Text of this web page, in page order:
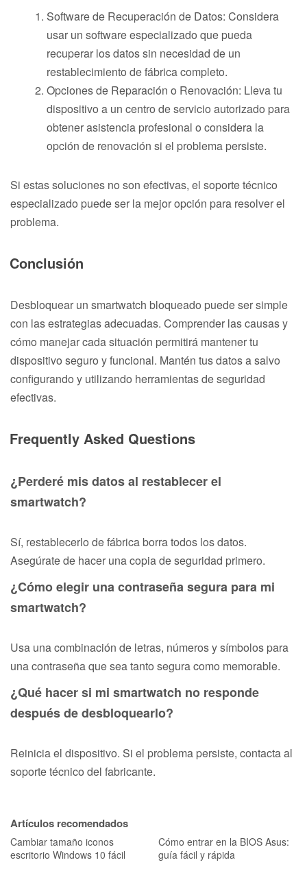
Software de Recuperación de Datos: Considera
usar un software especializado que pueda
recuperar los datos sin necesidad de un
restablecimiento de fábrica completo.
Opciones de Reparación o Renovación: Lleva tu
dispositivo a un centro de servicio autorizado para
obtener asistencia profesional o considera la
opción de renovación si el problema persiste.
Si estas soluciones no son efectivas, el soporte técnico
especializado puede ser la mejor opción para resolver el
problema.
Conclusión
Desbloquear un smartwatch bloqueado puede ser simple
con las estrategias adecuadas. Comprender las causas y
cómo manejar cada situación permitirá mantener tu
dispositivo seguro y funcional. Mantén tus datos a salvo
configurando y utilizando herramientas de seguridad
efectivas.
Frequently Asked Questions
¿Perderé mis datos al restablecer el
smartwatch?
Sí, restablecerlo de fábrica borra todos los datos.
Asegúrate de hacer una copia de seguridad primero.
¿Cómo elegir una contraseña segura para mi
smartwatch?
Usa una combinación de letras, números y símbolos para
una contraseña que sea tanto segura como memorable.
¿Qué hacer si mi smartwatch no responde
después de desbloquearlo?
Reinicia el dispositivo. Si el problema persiste, contacta al
soporte técnico del fabricante.
Artículos recomendados
Cambiar tamaño iconos
escritorio Windows 10 fácil
Cómo entrar en la BIOS Asus:
guía fácil y rápida